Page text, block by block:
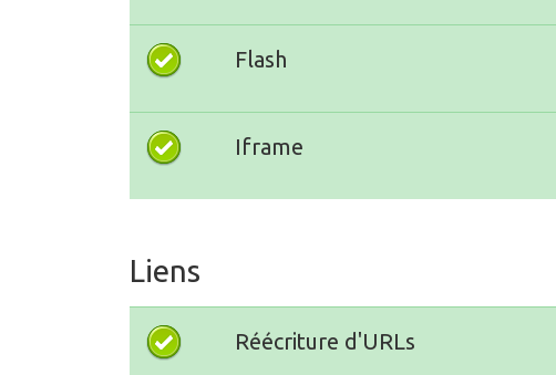
Flash
Iframe
Liens
Réécriture d'URLs